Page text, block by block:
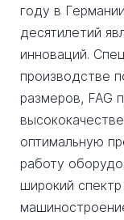
году в
десятилетий
инноваций.
производстве
размеров, FAG
оптимальную
работу
широкий